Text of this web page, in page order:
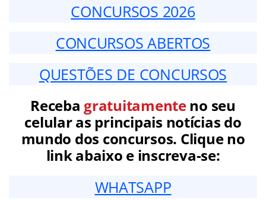
CONCURSOS 2026
CONCURSOS ABERTOS
QUESTÕES DE CONCURSOS
Receba gratuitamenteno seu
celular as principais notícias do
mundo dos concursos. Clique no
link abaixo e inscreva-se:
WHATSAPP